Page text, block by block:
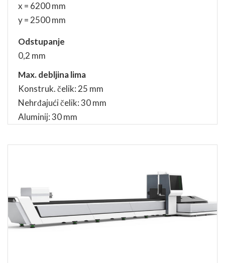
x = 6200 mm
y = 2500 mm
Odstupanje
0,2 mm
Max. debljina lima
Konstruk. čelik: 25 mm
Nehrđajući čelik: 30 mm
Aluminij: 30 mm